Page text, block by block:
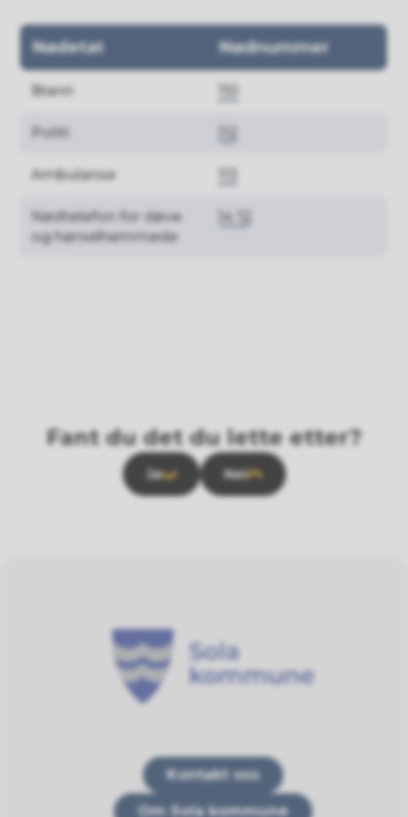
Nødetat Nødnummer
Brann
Politi
Ambulanse
Nødtelefon for døve
og hørselhemmede
14 12
Fant du det du lette etter?
Ja Nei
Kontakt oss
Om Sola kommune